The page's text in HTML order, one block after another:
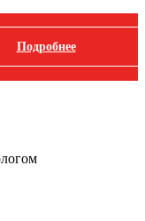
Подробнее